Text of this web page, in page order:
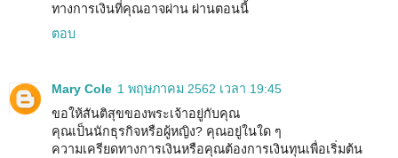
ทางการเงินที่คุณอาจผ่าน ผ่านตอนนี้
ตอบ
Mary Cole 1 พฤษภาคม 2562 เวลา 19:45
ขอให้สันติสุขของพระเจ้าอยู่กับคุณ
คุณเป็นนักธุรกิจหรือผู้หญิง? คุณอยู่ในใด ๆ
ความเครียดทางการเงินหรือคุณต้องการเงินทุนเพื่อเริ่มต้น